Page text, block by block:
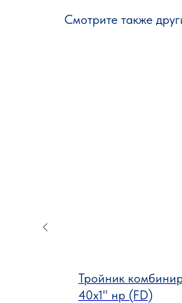
Смотрите также
Тройник
40х1" нр (FD)